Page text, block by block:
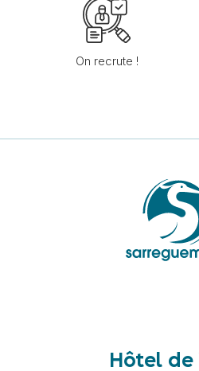
On recrute !
Hôtel de